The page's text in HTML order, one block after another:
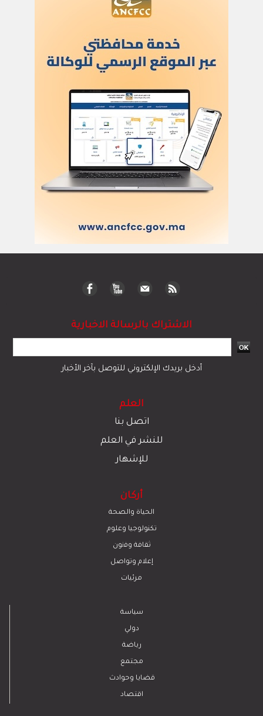
الاشتراك بالرسالة الاخبارية
أدخل بريدك الإلكتروني للتوصل بآخر الأخبار
العلم
اتصل بنا
للنشر في العلم
للإشهار
أركان
الحياة والصحة
تكنولوجيا وعلوم
ﺛﻘﺎﻓﺔ وﻓﻧون
إعلام وتواصل
مرئيات
سياسة
دولي
رياضة
مجتمع
قضايا وحوادث
اقتصاد